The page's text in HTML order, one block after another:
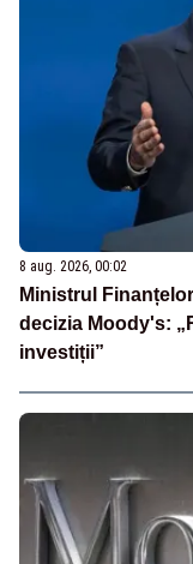
8 aug. 2026, 00:02
Ministrul
decizia Moody's:
investiții”